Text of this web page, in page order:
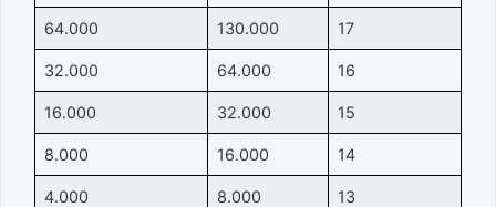
64.000 130.000 17
32.000 64.000 16
16.000 32.000 15
8.000 16.000 14
4.000 8.000 13